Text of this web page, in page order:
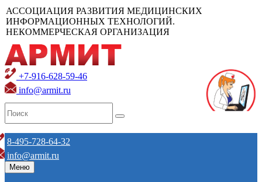
АССОЦИАЦИЯ РАЗВИТИЯ МЕДИЦИНСКИХ
ИНФОРМАЦИОННЫХ ТЕХНОЛОГИЙ.
НЕКОММЕРЧЕСКАЯ ОРГАНИЗАЦИЯ
+7-916-628-59-46
info@armit.ru
8-495-728-64-32
info@armit.ru
Меню